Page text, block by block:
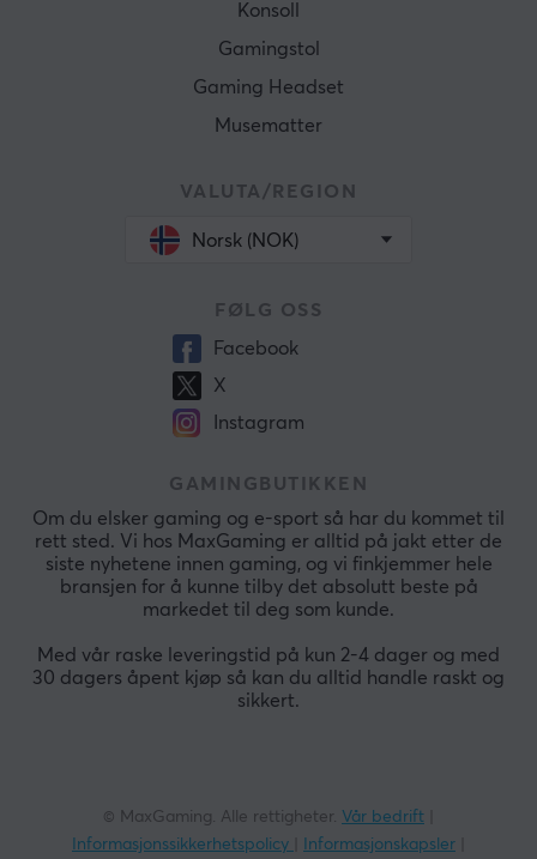
Konsoll
Gamingstol
Gaming Headset
Musematter
VALUTA/REGION
Norsk (NOK)
FØLG OSS
Facebook
X
Instagram
GAMINGBUTIKKEN
Om du elsker gaming og e-sport så har du kommet til
rett sted. Vi hos MaxGaming er alltid på jakt etter de
siste nyhetene innen gaming, og vi finkjemmer hele
bransjen for å kunne tilby det absolutt beste på
markedet til deg som kunde.
Med vår raske leveringstid på kun 2-4 dager og med
30 dagers åpent kjøp så kan du alltid handle raskt og
sikkert.
© MaxGaming. Alle rettigheter. Vår bedrift
Informasjonssikkerhetspolicy
Informasjonskapsler